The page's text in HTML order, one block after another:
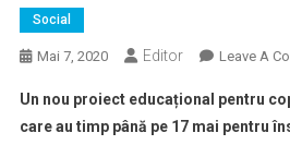
Social
Mai 7, 2020 Editor Leave A
Un nou proiect educațional pentru
care au timp până pe 17 mai pentru